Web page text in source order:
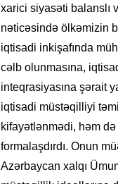
xarici siyasəti balanslı
nəticəsində ölkəmizin
iqtisadi inkişafında
cəlb olunmasına,
inteqrasiyasına şərait
iqtisadi müstəqilliyi
kifayətlənmədi, həm də
formalaşdırdı. Onun
Azərbaycan xalqı